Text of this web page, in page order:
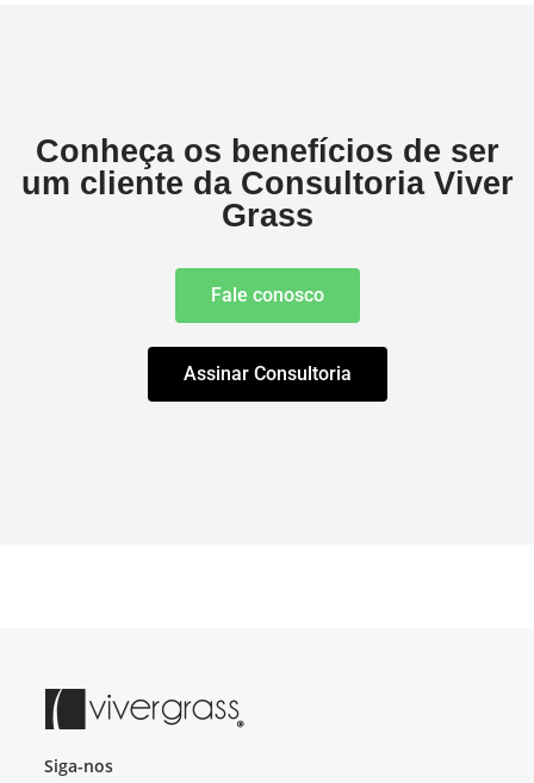
Conheça os benefícios de ser
um cliente da Consultoria Viver
Grass
Fale conosco
Assinar Consultoria
Siga-nos